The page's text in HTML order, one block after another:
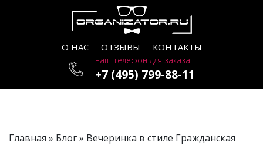
О НАС ОТЗЫВЫ КОНТАКТЫ
наш телефон для заказа
+7 (495) 799-88-11
Главная » Блог» Вечеринка в стиле Гражданская